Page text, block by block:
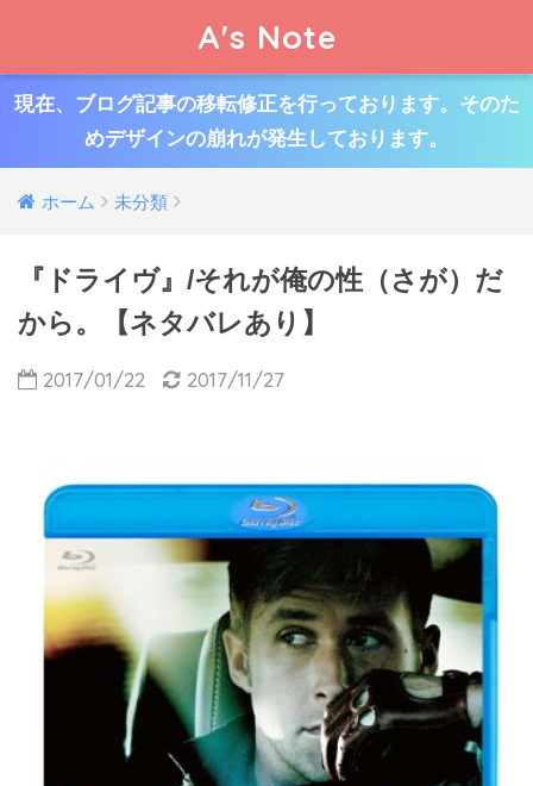
A's Note
現在、ブログ記事の移転修正を行っております。そのた
めデザインの崩れが発生しております。
ホーム 未分類
『ドライヴ』/それが俺の性（さが）だ
から。【ネタバレあり】
2017/01/22 2017/11/27